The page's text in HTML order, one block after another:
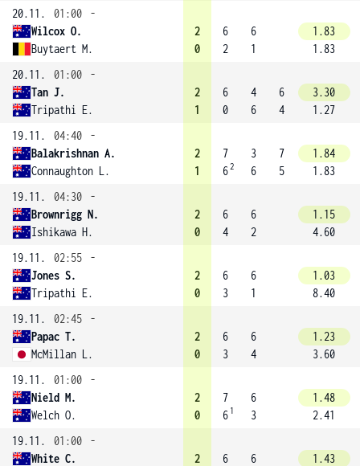
20.11.
01:00
-
Wilcox O.
Buytaert M.
2
0
6
2
6
1
1.83
1.83
20.11.
01:00
-
Tan J.
Tripathi E.
2
1
6
0
4
6
6
4
3.30
1.27
19.11.
04:40
-
Balakrishnan A.
Connaughton L.
2
1
7
62
3
6
7
5
1.84
1.83
19.11.
04:30
-
Brownrigg N.
Ishikawa H.
2
0
6
4
6
2
1.15
4.60
19.11.
02:55
-
Jones S.
Tripathi E.
2
0
6
3
6
1
1.03
8.40
19.11.
02:45
-
Papac T.
McMillan L.
2
0
6
3
6
4
1.23
3.60
19.11.
01:00
-
Nield M.
Welch O.
2
0
7
6 1
6
3
1.48
2.41
19.11.
01:00
-
White C.
2
6
6
1.43